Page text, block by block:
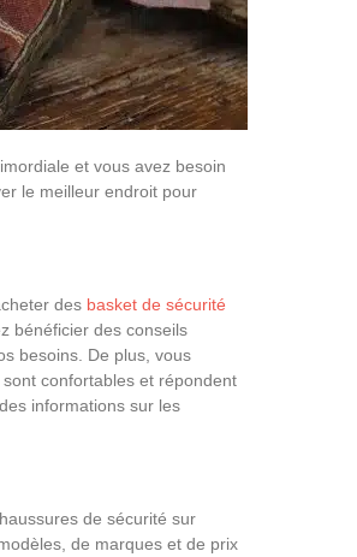
et vous avez besoin
le meilleur endroit pour
des basket de sécurité
bénéficier des conseils
besoins. De plus, vous
confortables et répondent
informations sur les
de sécurité sur
de marques et de prix